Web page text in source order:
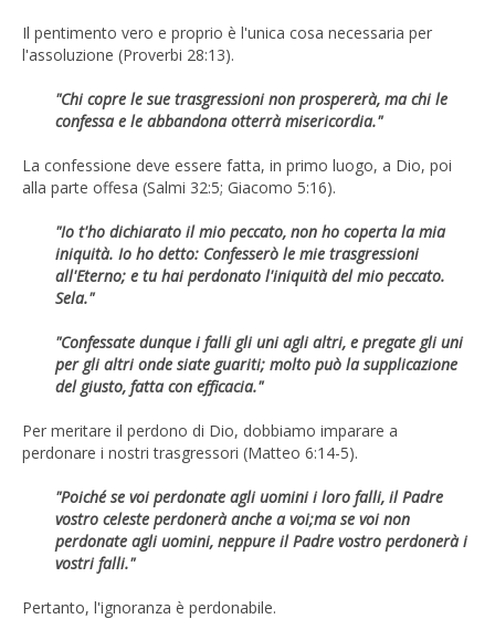
Il pentimento vero e proprio è l'unica cosa necessaria per
l'assoluzione (Proverbi 28:13).
"Chi copre le sue trasgressioni non prospererà, ma chi le
confessa e le abbandona otterrà misericordia."
La confessione deve essere fatta, in primo luogo, a Dio, poi
alla parte offesa (Salmi 32:5; Giacomo 5:16).
"Io t'ho dichiarato il mio peccato, non ho coperta la mia
iniquità. Io ho detto: Confesserò le mie trasgressioni
all'Eterno; e tu hai perdonato l'iniquità del mio peccato.
Sela."
"Confessate dunque i falli gli uni agli altri, e pregate gli uni
per gli altri onde siate guariti; molto può la supplicazione
del giusto, fatta con efficacia."
Per meritare il perdono di Dio, dobbiamo imparare a
perdonare i nostri trasgressori (Matteo 6:14-5).
"Poiché se voi perdonate agli uomini i loro falli, il Padre
vostro celeste perdonerà anche a voi;ma se voi non
perdonate agli uomini, neppure il Padre vostro perdonerà i
vostri falli."
Pertanto, l'ignoranza è perdonabile.